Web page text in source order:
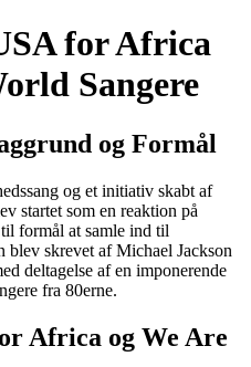
for Africa
Sangere
og Formål
og et initiativ skabt af
startet som en reaktion på
formål at samle ind til
skrevet af Michael Jackson
deltagelse af en imponerende
fra 80erne.
Africa og We Are